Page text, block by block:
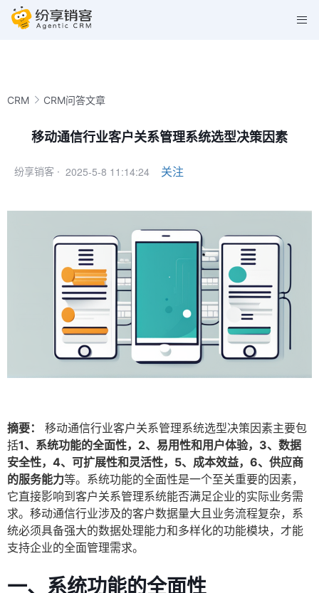
CRM CRM问答文章
移动通信行业客户关系管理系统选型决策因素
纷享销客 · 2025-5-8 11:14:24 关注
摘要：
移动通信行业客户关系管理系统选型决策因素主要包
括1、系统功能的全面性，2、易用性和用户体验，3、数据
安全性，4、可扩展性和灵活性，5、成本效益，6、供应商
的服务能力等。系统功能的全面性是一个至关重要的因素，
它直接影响到客户关系管理系统能否满足企业的实际业务需
求。移动通信行业涉及的客户数据量大且业务流程复杂，系
统必须具备强大的数据处理能力和多样化的功能模块，才能
支持企业的全面管理需求。
一、系统功能的全面性